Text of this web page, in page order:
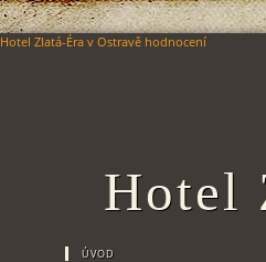
Hotel Zlatá-Éra v Ostravě hodnocení
Hotel
ÚVOD